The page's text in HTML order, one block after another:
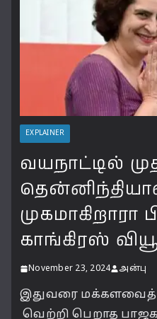
EXPLAINER
வயநாட்டில்
முகமாகிறாரா
காங்கிரஸ்
November 23, 2024 அன்பு
இதுவரை மக்களவைத்
வெற்றி பெறாத பாஜக,